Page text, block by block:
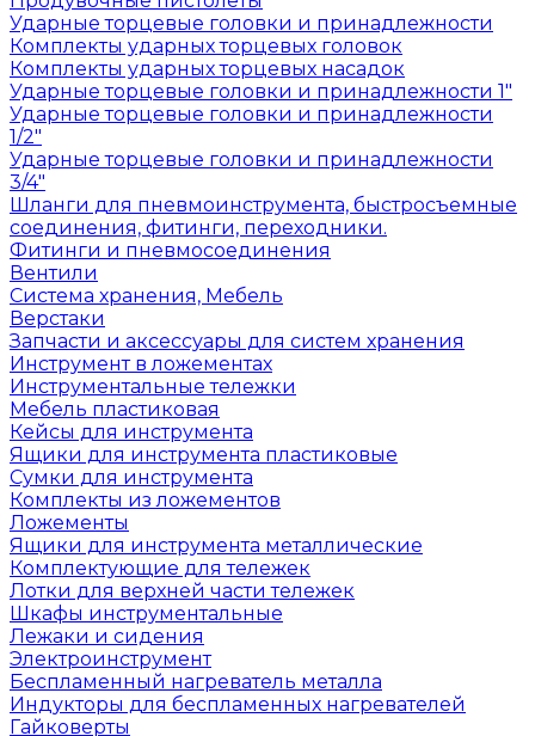
Ударные торцевые головки и принадлежности
Комплекты ударных торцевых головок
Комплекты ударных торцевых насадок
Ударные торцевые головки и принадлежности 1"
Ударные торцевые головки и принадлежности
1/2"
Ударные торцевые головки и принадлежности
3/4"
Шланги для пневмоинструмента, быстросъемные
соединения, фитинги, переходники.
Фитинги и пневмосоединения
Вентили
Система хранения, Мебель
Верстаки
Запчасти и аксессуары для систем хранения
Инструмент в ложементах
Инструментальные тележки
Мебель пластиковая
Кейсы для инструмента
Ящики для инструмента пластиковые
Сумки для инструмента
Комплекты из ложементов
Ложементы
Ящики для инструмента металлические
Комплектующие для тележек
Лотки для верхней части тележек
Шкафы инструментальные
Лежаки и сидения
Электроинструмент
Беспламенный нагреватель металла
Индукторы для беспламенных нагревателей
Гайковерты